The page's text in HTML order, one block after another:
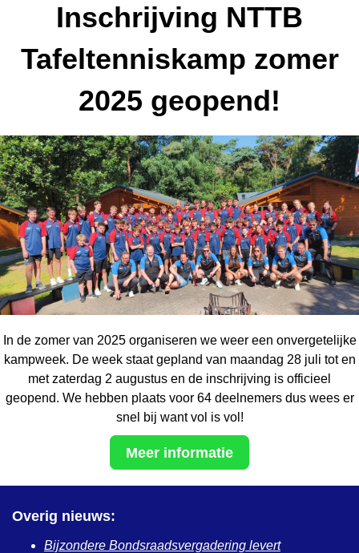
Inschrijving NTTB
Tafeltenniskamp zomer
2025 geopend!
In de zomer van 2025 organiseren we weer een onvergetelijke
kampweek. De week staat gepland van maandag 28 juli tot en
met zaterdag 2 augustus en de inschrijving is officieel
geopend. We hebben plaats voor 64 deelnemers dus wees er
snel bij want vol is vol!
Meer informatie
Overig nieuws:
Bijzondere Bondsraadsvergadering levert